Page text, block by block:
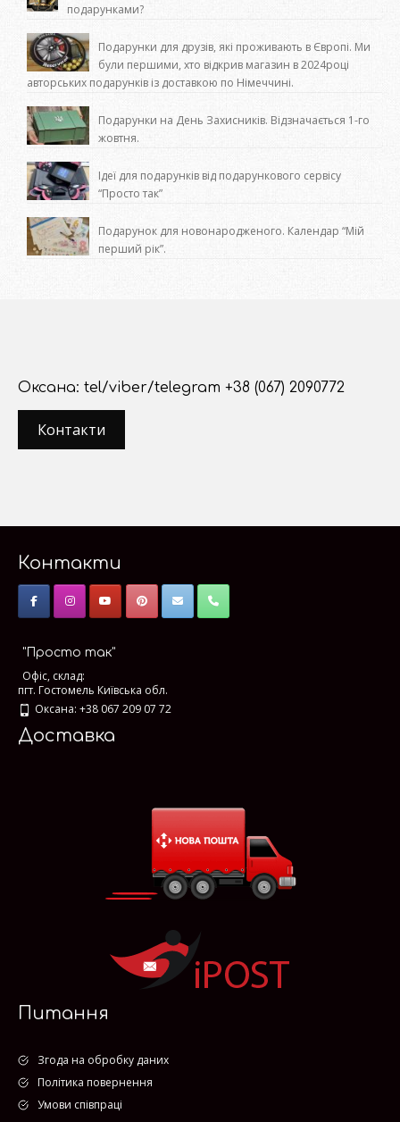
подарунками?
Подарунки для друзів, які проживають в Європі. Ми
були першими, хто відкрив магазин в 2024році
авторських подарунків із доставкою по Німеччині.
Подарунки на День Захисників. Відзначається 1-го
жовтня.
Ідеї для подарунків від подарункового сервісу
“Просто так”
Подарунок для новонародженого. Календар “Мій
перший рік”.
Оксана: tel/viber/telegram +38 (067) 2090772
Контакти
Контакти
"Просто так"
Офіс, склад:
пгт. Гостомель Київська обл.
Оксана: +38 067 209 07 72
Доставка
Питання
Згода на обробку даних
Політика повернення
Умови співпраці